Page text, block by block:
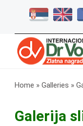
Home » Galleries »
Galerija